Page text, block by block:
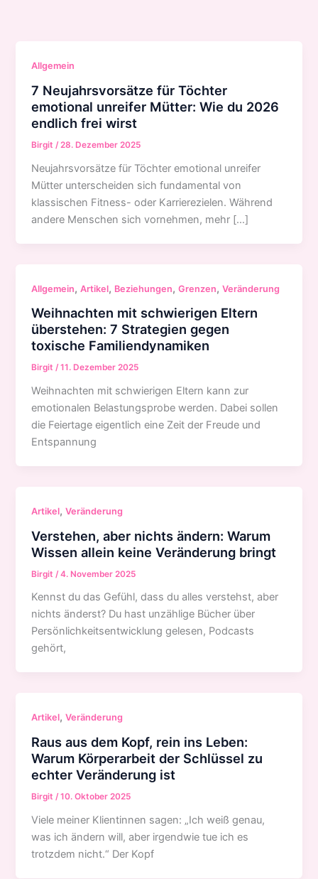
Allgemein
7 Neujahrsvorsätze für Töchter
emotional unreifer Mütter: Wie du 2026
endlich frei wirst
Birgit/28. Dezember 2025
Neujahrsvorsätze für Töchter emotional unreifer
Mütter unterscheiden sich fundamental von
klassischen Fitness- oder Karrierezielen. Während
andere Menschen sich vornehmen, mehr […]
Allgemein,Artikel, Beziehungen,Grenzen,Veränderung
Weihnachten mit schwierigen Eltern
überstehen: 7 Strategien gegen
toxische Familiendynamiken
Birgit/11. Dezember 2025
Weihnachten mit schwierigen Eltern kann zur
emotionalen Belastungsprobe werden. Dabei sollen
die Feiertage eigentlich eine Zeit der Freude und
Entspannung
Artikel,Veränderung
Verstehen, aber nichts ändern: Warum
Wissen allein keine Veränderung bringt
Birgit /4. November 2025
Kennst du das Gefühl, dass du alles verstehst, aber
nichts änderst? Du hast unzählige Bücher über
Persönlichkeitsentwicklung gelesen, Podcasts
gehört,
Artikel,Veränderung
Raus aus dem Kopf, rein ins Leben:
Warum Körperarbeit der Schlüssel zu
echter Veränderung ist
Birgit/10. Oktober 2025
Viele meiner Klientinnen sagen: „Ich weiß genau,
was ich ändern will, aber irgendwie tue ich es
trotzdem nicht.“ Der Kopf